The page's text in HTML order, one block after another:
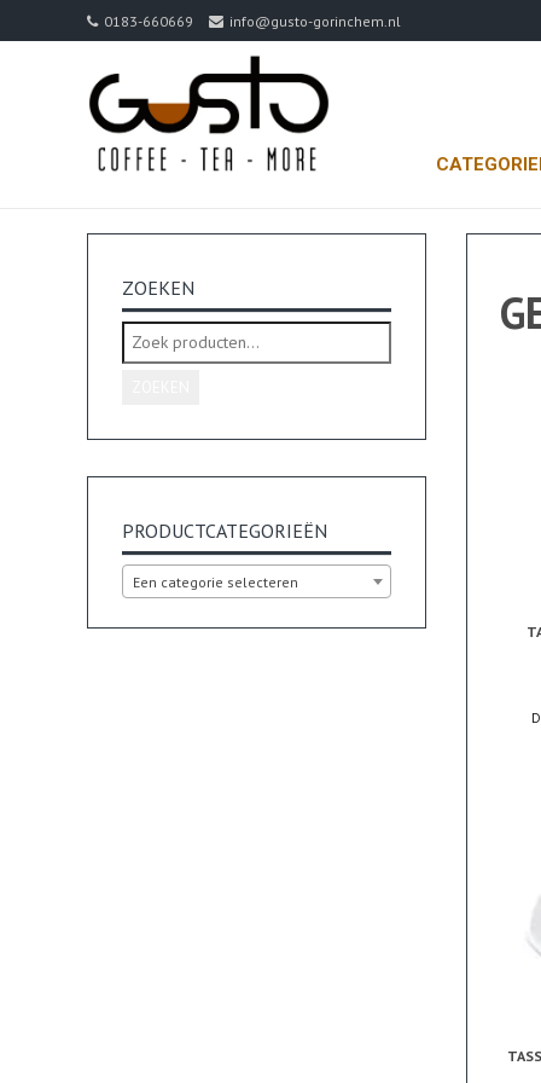
0183-660669 info@gusto-gorinchem.nl
ZOEKEN
Zoeken
naar:
PRODUCTCATEGORIEËN
Een categorie selecteren